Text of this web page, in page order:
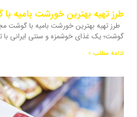
طرز تهیه بهترین خورشت بامیه
طرز تهیه بهترین خورشت بامیه با گوشت
گوشت؛ یک غذای خوشمزه و سنتی ایرانی با
ادامه مطلب »